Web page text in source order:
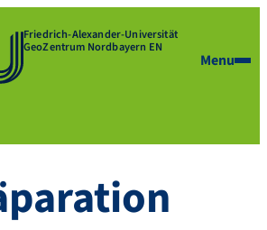
Friedrich-Alexander-Universität
GeoZentrum Nordbayern EN
Menu